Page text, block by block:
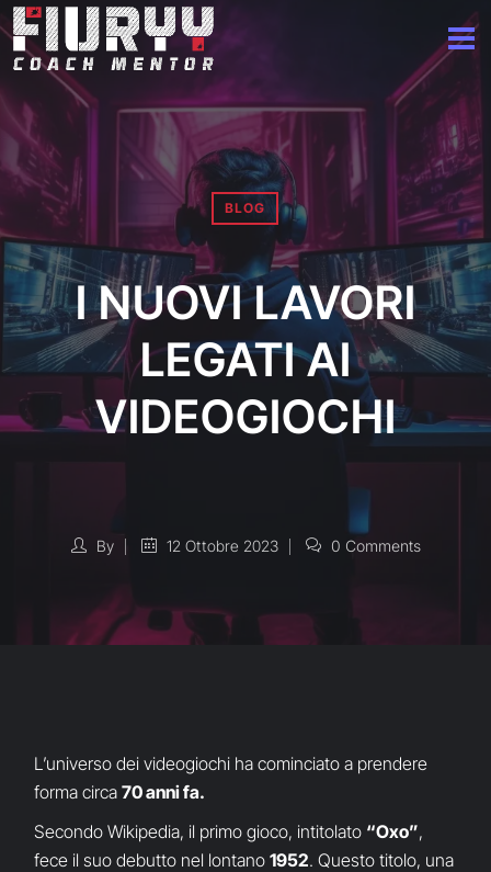
BLOG
I NUOVI LAVORI
LEGATI AI
VIDEOGIOCHI
By 12 Ottobre 2023 0 Comments
L’universo dei videogiochi ha cominciato a prendere
forma circa70 anni fa.
Secondo Wikipedia, il primo gioco, intitolato “Oxo”,
fece il suo debutto nel lontano1952. Questo titolo, una